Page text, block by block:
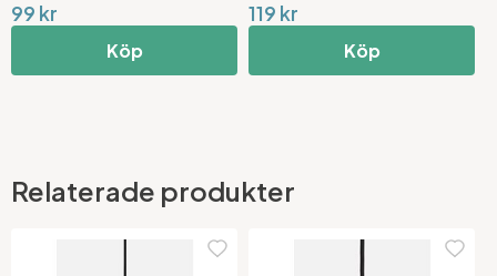
99 kr
Köp
119 kr
Köp
Relaterade produkter